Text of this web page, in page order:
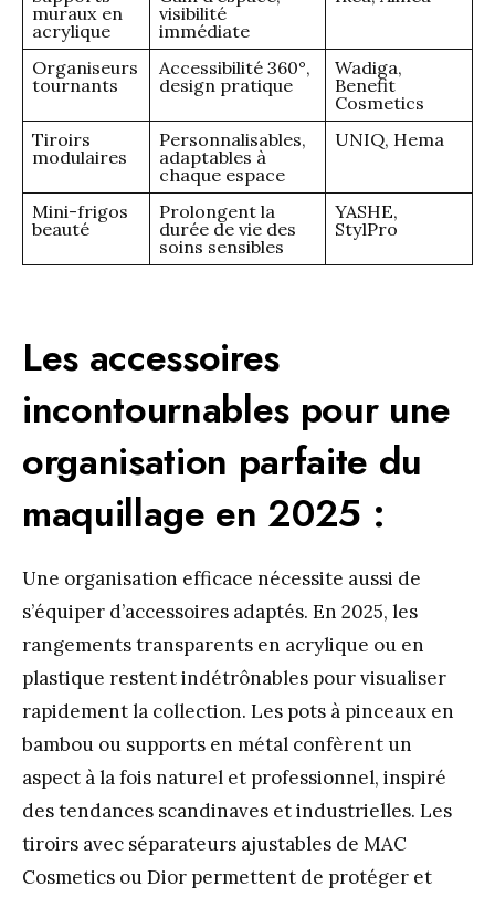
muraux en
acrylique
visibilité
immédiate
Organiseurs
tournants
Accessibilité 360°,
design pratique
Wadiga,
Benefit
Cosmetics
Tiroirs
modulaires
Personnalisables,
adaptables à
chaque espace
UNIQ, Hema
Mini-frigos
beauté
Prolongent la
durée de vie des
soins sensibles
YASHE,
StylPro
Les accessoires
incontournables pour une
organisation parfaite du
maquillage en 2025 :
Une organisation efficace nécessite aussi de
s’équiper d’accessoires adaptés. En 2025, les
rangements transparents en acrylique ou en
plastique restent indétrônables pour visualiser
rapidement la collection. Les pots à pinceaux en
bambou ou supports en métal confèrent un
aspect à la fois naturel et professionnel, inspiré
des tendances scandinaves et industrielles. Les
tiroirs avec séparateurs ajustables de MAC
Cosmetics ou Dior permettent de protéger et